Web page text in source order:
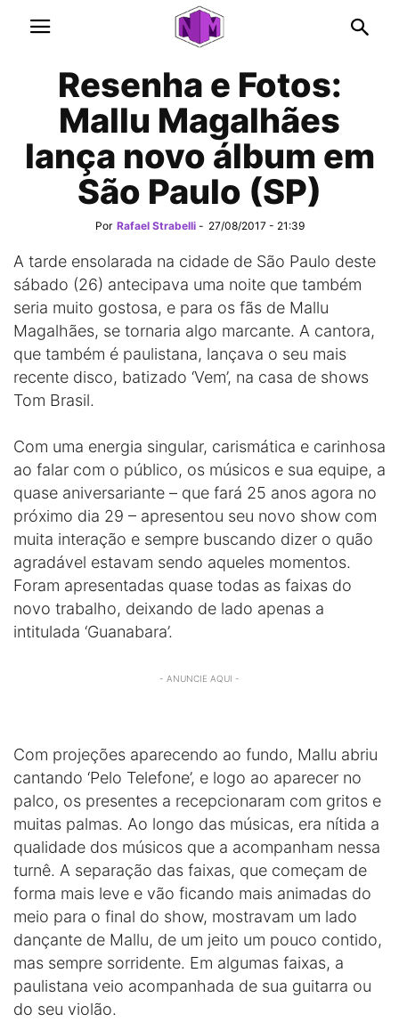
Resenha e Fotos:
Mallu Magalhães
lança novo álbum em
São Paulo (SP)
Por Rafael Strabelli - 27/08/2017 - 21:39
A tarde ensolarada na cidade de São Paulo deste
sábado (26) antecipava uma noite que também
seria muito gostosa, e para os fãs de Mallu
Magalhães, se tornaria algo marcante. A cantora,
que também é paulistana, lançava o seu mais
recente disco, batizado ‘Vem’, na casa de shows
Tom Brasil.
Com uma energia singular, carismática e carinhosa
ao falar com o público, os músicos e sua equipe, a
quase aniversariante – que fará 25 anos agora no
próximo dia 29 – apresentou seu novo show com
muita interação e sempre buscando dizer o quão
agradável estavam sendo aqueles momentos.
Foram apresentadas quase todas as faixas do
novo trabalho, deixando de lado apenas a
intitulada ‘Guanabara’.
- ANUNCIE AQUI -
Com projeções aparecendo ao fundo, Mallu abriu
cantando ‘Pelo Telefone’, e logo ao aparecer no
palco, os presentes a recepcionaram com gritos e
muitas palmas. Ao longo das músicas, era nítida a
qualidade dos músicos que a acompanham nessa
turnê. A separação das faixas, que começam de
forma mais leve e vão ficando mais animadas do
meio para o final do show, mostravam um lado
dançante de Mallu, de um jeito um pouco contido,
mas sempre sorridente. Em algumas faixas, a
paulistana veio acompanhada de sua guitarra ou
do seu violão.